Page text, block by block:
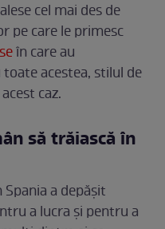
cel mai des de
pe care le primesc
în care au
acestea, stilul de
caz.
să trăiască în
a depășit
a lucra și pentru a